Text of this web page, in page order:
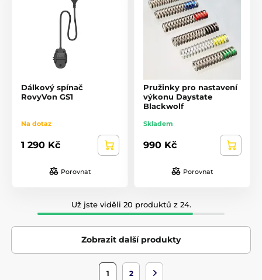
Dálkový spínač
RovyVon GS1
Na dotaz
1 290 Kč
Porovnat
Pružinky pro nastavení
výkonu Daystate
Blackwolf
Skladem
990 Kč
Porovnat
Už jste viděli 20 produktů z 24.
Zobrazit další produkty
1 2